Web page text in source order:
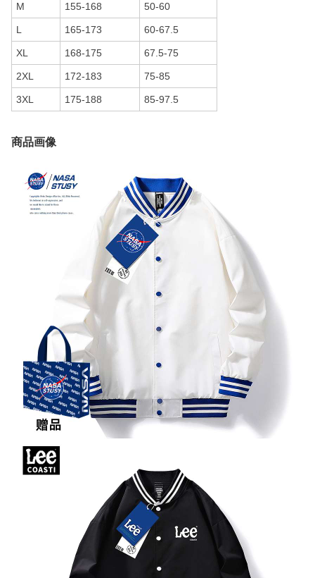
M 155-168 50-60
L 165-173 60-67.5
XL 168-175 67.5-75
2XL 172-183 75-85
3XL 175-188 85-97.5
商品画像